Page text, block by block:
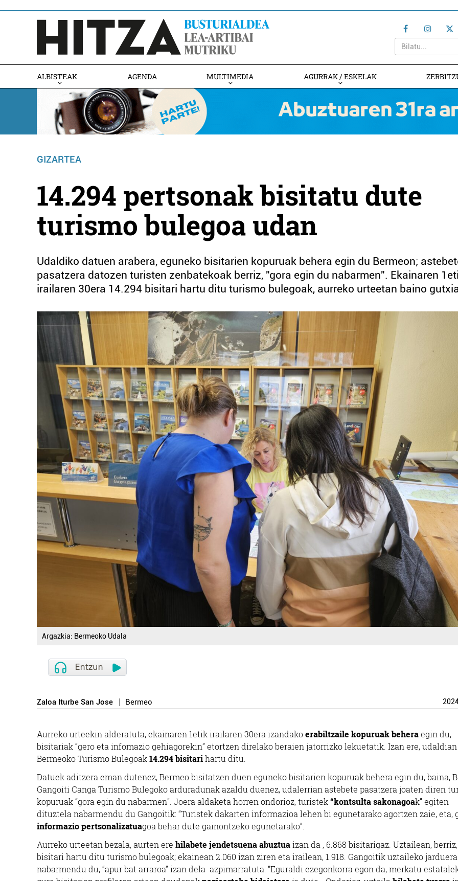
ALBISTEAK AGENDA MULTIMEDIA AGURRAK / ESKELAK
GIZARTEA
14.294 pertsonak bisitatu dute
turismo bulegoa udan
Udaldiko datuen arabera, eguneko bisitarien kopuruak behera egin du Bermeon;
pasatzera datozen turisten zenbatekoak berriz, "gora egin du nabarmen". Ekainaren
irailaren 30era 14.294 bisitari hartu ditu turismo bulegoak, aurreko urteetan baino
Argazkia: Bermeoko Udala
Zaloa Iturbe San Jose Bermeo
Aurreko urteekin alderatuta, ekainaren 1etik irailaren 30era izandakoerabiltzaile kopuruak beheraegin du,
bisitariak “gero eta infomazio gehiagorekin” etortzen direlako beraien jatorrizko lekuetatik. Izan ere, udaldian
Bermeoko Turismo Bulegoak14.294 bisitarihartu ditu.
Datuek aditzera eman dutenez, Bermeo bisitatzen duen eguneko bisitarien kopuruak behera egin du, baina,
Gangoiti Canga Turismo Bulegoko arduradunak azaldu duenez, udalerrian astebete pasatzera joaten diren
kopuruak “gora egin du nabarmen”. Joera aldaketa horren ondorioz, turistek“kontsulta sakonagoak” egiten
dituztela nabarmendu du Gangoitik: “Turistek dakarten informazioa lehen bi egunetarako agortzen zaie, eta,
informazio pertsonalizatuagoa behar dute gainontzeko egunetarako”.
Aurreko urteetan bezala, aurten ere hilabete jendetsuena abuztuaizan da , 6.868 bisitarigaz. Uztailean,
bisitari hartu ditu turismo bulegoak; ekainean 2.060 izan ziren eta irailean, 1.918. Gangoitik uztaileko jarduera
nabarmendu du, “apur bat arraroa” izan dela azpimarratuta: “Eguraldi ezegonkorra egon da, merkatu